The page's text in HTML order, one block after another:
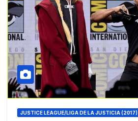
JUSTICE LEAGUE/LIGA DE LA JUSTICIA (2017)